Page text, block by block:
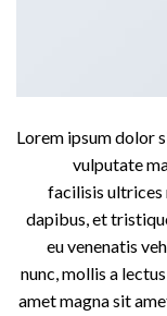
Lorem ipsum dolor
vulputate
facilisis ultrices
dapibus, et
eu venenatis
nunc, mollis a
amet magna sit